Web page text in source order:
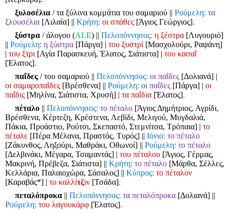
ξυλοσέλια/ τα ξύλινα κομμάτια του σαμαριού || Ρούμελη: τα
ξλουσέλια [Λιλαία] || Κρήτη: οι σπάθες [Άγιος Γεώργιος].
ξύστρα/ άλογου (ALE) || Πελοπόννησος: η ξέστρα[Λυγουριό]
|| Ρούμελη: η ξύστρα [Πάργα] | του ξυστρί [Μασχολούρι, Ραψάνη]
| του ξτρι [Αγία Παρασκευή, Έλατος, Σιάτιστα] | του κασαΐ
[Έλατος].
παΐδες/ του σαμαριού || Πελοπόννησος: οι παΐδες[Δολιανά] |
οι σαμαροπαΐδες [Βρέσθενα] || Ρούμελη: οι παΐδες [Πάργα] | οι
παΐδις [Μηλίνα, Σιάτιστα, Χρυσή] | τα παΐδια [Έλατος].
πέταλο || Πελοπόννησος: το πέταλο [Άγιος Δημήτριος, Αγρίδι,
Βρέσθενα, Κέρτεζη, Κρέστενα, Λεβίδι, Μελιγού, Μυγδαλιά,
Πάκια, Προάστιο, Ρούτσι, Σκεπαστό, Στεμνίτσα, Τρόπαια] | το
πέταλε [Πέρα Μέλανα, Πραστός, Τυρός] || Ιόνιο: το πέταλο
[Ζάκυνθος, Ληξούρι, Μαθράκι, Οθωνοί] || Ρούμελη: το πέταλο
[Δελβινάκι, Μέγαρα, Τσαμαντάς] | του πέταλου [Άγιος, Γέρμας,
Μακρινή, Πρέβεζα, Σιάτιστα] || Κρήτη: το πέταλο [Μάρθα, Σέλλες,
Κελλάρια, Παλαιοχώρα, Σάσαλος] || Κύπρος: το πέταλον
[Καραβάς*] | το καλλίτζιν [Τσάδα].
πεταλόπροκα || Πελοπόννησος: τα πεταλόπροκα [Δολιανά] ||
Ρούμελη: του λαγουκάρφ [Έλατος].